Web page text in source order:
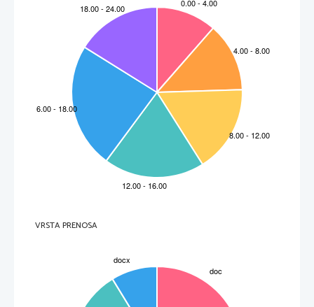
VRSTA PRENOSA